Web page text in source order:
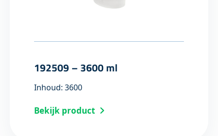
192509 – 3600 ml
Inhoud: 3600
Bekijk product